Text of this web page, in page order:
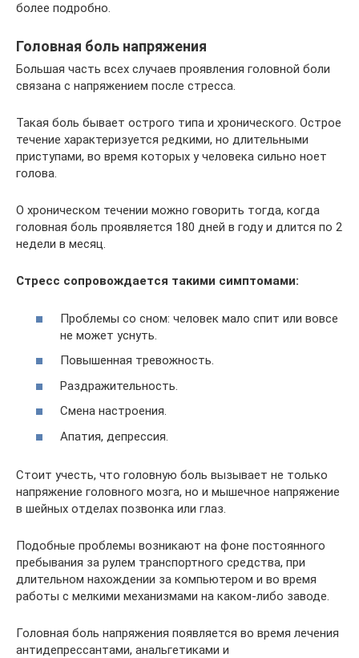
более подробно.
Головная боль напряжения
Большая часть всех случаев проявления головной боли
связана с напряжением после стресса.
Такая боль бывает острого типа и хронического. Острое
течение характеризуется редкими, но длительными
приступами, во время которых у человека сильно ноет
голова.
О хроническом течении можно говорить тогда, когда
головная боль проявляется 180 дней в году и длится по 2
недели в месяц.
Стресс сопровождается такими симптомами:
Проблемы со сном: человек мало спит или вовсе
не может уснуть.
Повышенная тревожность.
Раздражительность.
Смена настроения.
Апатия, депрессия.
Стоит учесть, что головную боль вызывает не только
напряжение головного мозга, но и мышечное напряжение
в шейных отделах позвонка или глаз.
Подобные проблемы возникают на фоне постоянного
пребывания за рулем транспортного средства, при
длительном нахождении за компьютером и во время
работы с мелкими механизмами на каком-либо заводе.
Головная боль напряжения появляется во время лечения
антидепрессантами, анальгетиками и